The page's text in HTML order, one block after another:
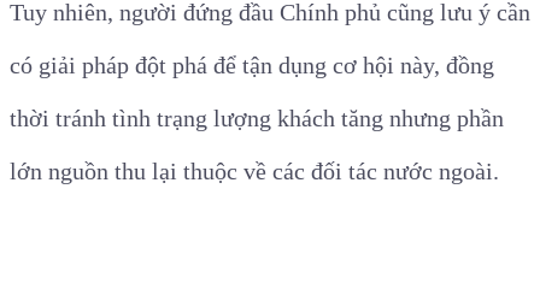
Tuy nhiên, người đứng đầu Chính phủ cũng lưu ý cần
có giải pháp đột phá để tận dụng cơ hội này, đồng
thời tránh tình trạng lượng khách tăng nhưng phần
lớn nguồn thu lại thuộc về các đối tác nước ngoài.